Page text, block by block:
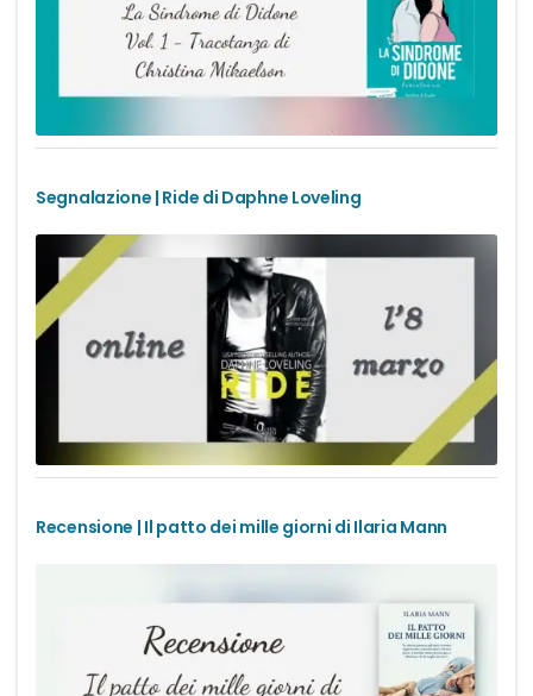
Segnalazione | Ride di Daphne Loveling
Recensione | Il patto dei mille giorni di Ilaria Mann